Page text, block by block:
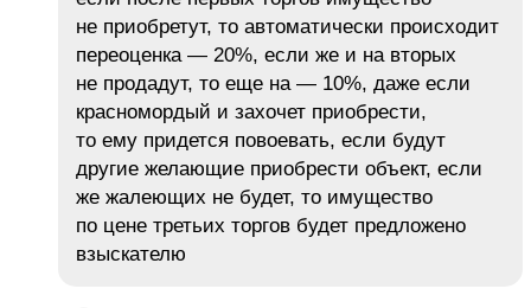
не приобретут, то автоматически происходит
переоценка — 20%, если же и на вторых
не продадут, то еще на — 10%, даже если
красномордый и захочет приобрести,
то ему придется повоевать, если будут
другие желающие приобрести объект, если
же жалеющих не будет, то имущество
по цене третьих торгов будет предложено
взыскателю